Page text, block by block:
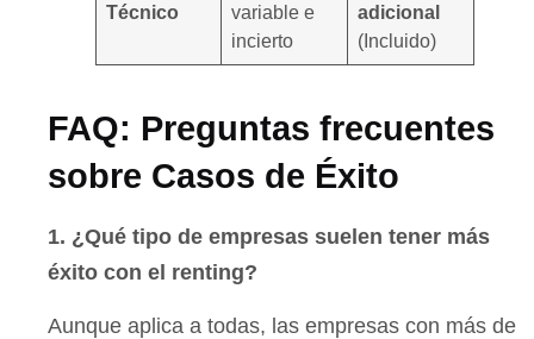
Técnico
variable e
incierto
adicional
(Incluido)
FAQ: Preguntas frecuentes
sobre Casos de Éxito
1. ¿Qué tipo de empresas suelen tener más
éxito con el renting?
Aunque aplica a todas, las empresas con más de